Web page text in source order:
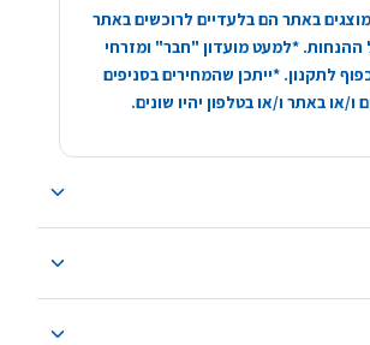
באתר הם בלעדיים לרוכשים באתר
ההנחות. *למעט מועדון "חבר" ומזרחי
לתקנון. *ייתכן שהמחירים בסניפים
ו/או באתר ו/או בטלפון יהיו שונים.